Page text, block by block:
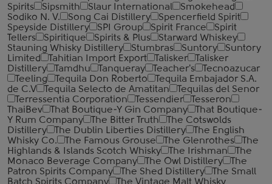
Spirits
Sipsmith Slaur International
Smokehead
Sodiko N. V.
Song Cai Distillery
Spencerfield Spirit
Speyside Distillery
SPI Group Spirit France
Spirit
Tellers
Spiritique Spirits & Plus
Starward Whiskey
Stauning Whisky Distillery
Stumbras Suntory
Suntory
Limited
Tahitian Import Export Talisker
Talisker
Distillery
Tamdhu Tanqueray Teacher's
Tecnoazucar
Teeling
Tequila Don Roberto
Tequila Embajador S.A.
de C.V
Tequila Selecto de Amatitan
Tequilas del Senor
Terressentia Corporation
Tessendier
Tesseron
ThaiBev
That Boutique-Y Gin Company
That Boutique-
Y Rum Company
The Bitter Truth
The Cotswolds
Distillery
The Dublin Liberties Distillery
The English
Whisky Co.
The Famous Grouse The Glenrothes
The
Highlands & Islands Scotch Whisky
The Irishman
The
Monaco Beverage Company
The Owl Distillery
The
Patron Spirits Company
The Shed Distillery
The Small